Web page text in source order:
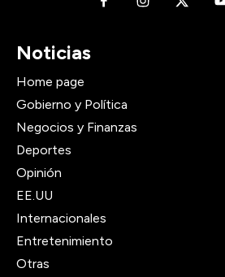
Noticias
Home page
Gobierno y Política
Negocios y Finanzas
Deportes
Opinión
EE.UU
Internacionales
Entretenimiento
Otras